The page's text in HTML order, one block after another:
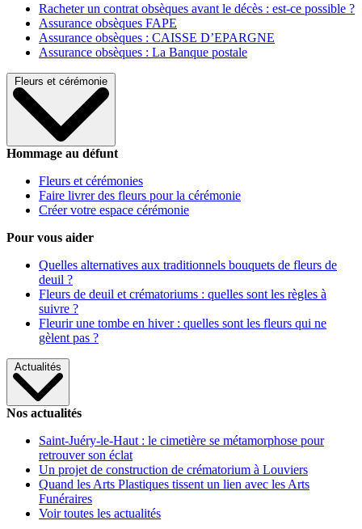
Racheter un contrat obsèques avant le décès : est-ce possible ?
Assurance obsèques FAPE
Assurance obsèques : CAISSE D’EPARGNE
Assurance obsèques : La Banque postale
Fleurs et cérémonie
Hommage au défunt
Fleurs et cérémonies
Faire livrer des fleurs pour la cérémonie
Créer votre espace cérémonie
Pour vous aider
Quelles alternatives aux traditionnels bouquets de fleurs de
deuil ?
Fleurs de deuil et crématoriums : quelles sont les règles à
suivre ?
Fleurir une tombe en hiver : quelles sont les fleurs qui ne
gèlent pas ?
Actualités
Nos actualités
Saint-Juéry-le-Haut : le cimetière se métamorphose pour
retrouver son éclat
Un projet de construction de crématorium à Louviers
Quand les Arts Plastiques tissent un lien avec les Arts
Funéraires
Voir toutes les actualités